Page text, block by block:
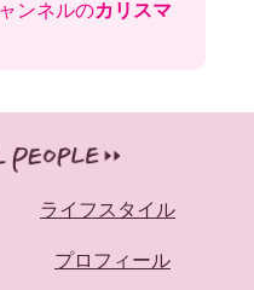
ンネルのカリスマ
ライフスタイル
プロフィール